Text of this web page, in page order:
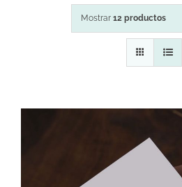
Mostrar 12 productos